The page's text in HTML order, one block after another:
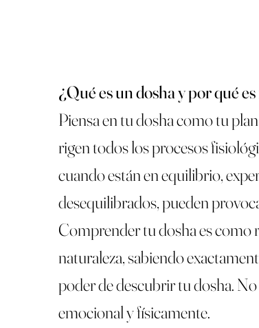
¿Qué es un dosha y por qué
Piensa en tu dosha como tu
rigen todos los procesos
cuando están en equilibrio,
desequilibrados, pueden
Comprender tu dosha es como
naturaleza, sabiendo
poder de descubrir tu dosha.
emocional y físicamente.